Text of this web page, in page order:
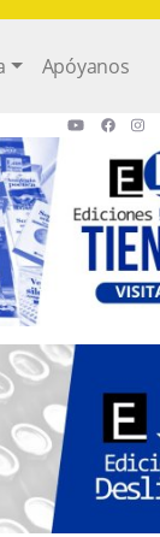
Apóyanos